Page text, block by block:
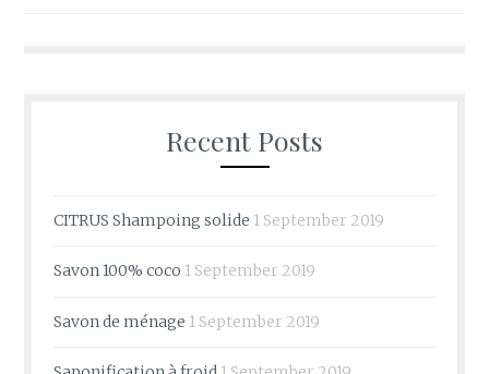
Recent Posts
CITRUS Shampoing solide 1 September 2019
Savon 100% coco 1 September 2019
Savon de ménage 1 September 2019